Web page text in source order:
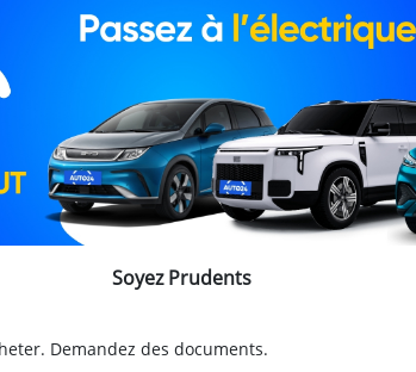
Soyez Prudents
Demandez des documents.